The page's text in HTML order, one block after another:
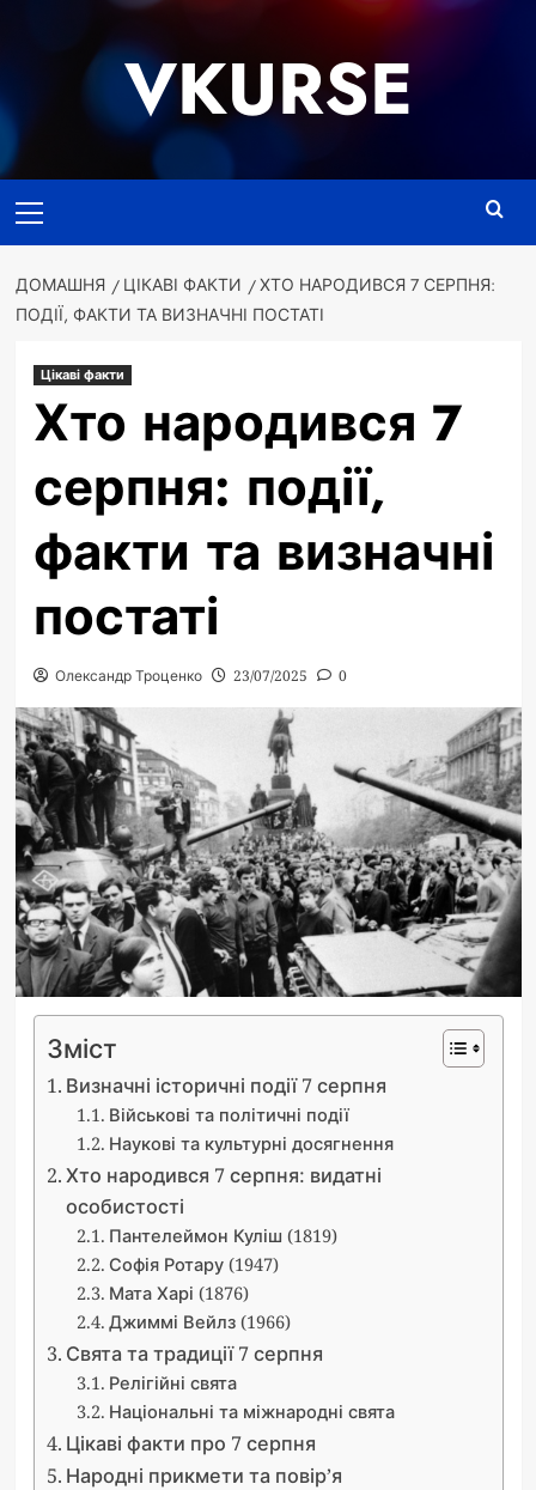
VKURSE
меню
ДОМАШНЯ ЦІКАВІ ФАКТИ
ХТО НАРОДИВСЯ 7 СЕРПНЯ:
ПОДІЇ, ФАКТИ ТА ВИЗНАЧНІ ПОСТАТІ
Цікаві факти
Хто народився 7
серпня: події,
факти та визначні
постаті
Олександр Троценко 23/07/2025 0
Зміст
Визначні історичні події 7 серпня
Військові та політичні події
Наукові та культурні досягнення
Хто народився 7 серпня: видатні
особистості
Пантелеймон Куліш (1819)
Софія Ротару (1947)
Мата Харі (1876)
Джиммі Вейлз (1966)
Свята та традиції 7 серпня
Релігійні свята
Національні та міжнародні свята
Цікаві факти про 7 серпня
Народні прикмети та повір’я